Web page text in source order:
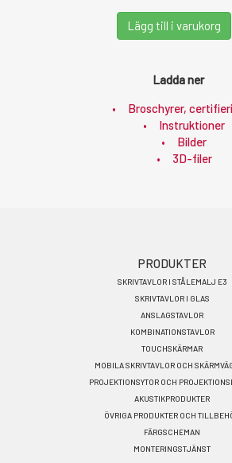
Lägg till i varukorg
Ladda ner
Broschyrer,
Instruktioner
Bilder
3D-filer
PRODUKTER
SKRIVTAVLOR I STÅLEMALJ E3
SKRIVTAVLOR I GLAS
ANSLAGSTAVLOR
KOMBINATIONSTAVLOR
TOUCHSKÄRMAR
MOBILA SKRIVTAVLOR OCH
PROJEKTIONSYTOR OCH
AKUSTIKPRODUKTER
ÖVRIGA PRODUKTER OCH
FÄRGSCHEMAN
MONTERINGSTJÄNST